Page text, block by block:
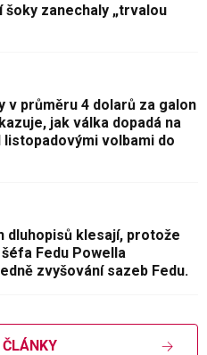
šoky zanechaly „trvalou
v průměru 4 dolarů za galon
jak válka dopadá na
volbami do
dluhopisů klesají, protože
Fedu Powella
zvyšování sazeb Fedu.